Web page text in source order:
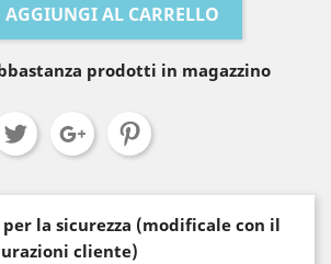
AGGIUNGI AL CARRELLO
prodotti in magazzino
la sicurezza (modificale con il
cliente)